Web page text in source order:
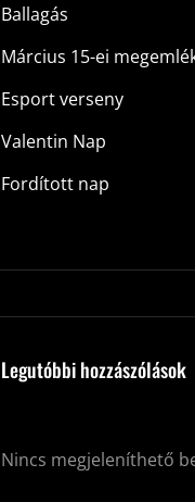
Ballagás
Március 15-ei
Esport verseny
Valentin Nap
Fordított nap
Legutóbbi hozzászólások
Nincs megjeleníthető